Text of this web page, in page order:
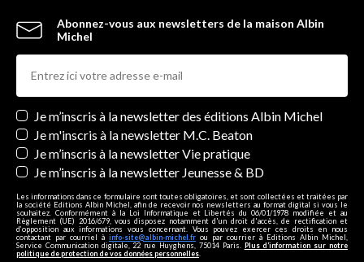
Abonnez-vous aux newsletters de la maison Albin
Michel
Newsletters
Je m’inscris à la newsletter des éditions Albin Michel
Je m'inscris à la newsletter M.C. Beaton
Je m’inscris à la newsletter Vie pratique
Je m’inscris à la newsletter Jeunesse & BD
Les informations dans ce formulaire sont toutes obligatoires, et sont collectées et traitées par
la société Editions Albin Michel, afin de recevoir nos newsletters au format digital si vous le
souhaitez. Conformément à la Loi Informatique et Libertés du 06/01/1978 modifiée et au
Règlement (UE) 2016/679, vous disposez notamment d'un droit d'accès, de rectification et
d’opposition aux informations vous concernant. Vous pouvez exercer ces droits en nous
contactant par courriel à info-site@albin-michel.fr ou par courrier à Editions Albin Michel,
Service Communication digitale, 22 rue Huyghens, 75014 Paris. Plus d’information sur notre
politique de protection de vos données personnelles